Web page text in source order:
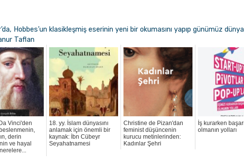
Hobbes’un klasikleşmiş eserinin yeni bir okumasını yapıp günümüz
Taflan
Vinci'den
derin
ve hayal
18. yy. İslam dünyasını
anlamak için önemli bir
kaynak: İbn Cübeyr
Seyahatnamesi
Christine de Pizan'dan
feminist düşüncenin
kurucu metinlerinden:
Kadınlar Şehri
İş kurarken
olmanın yolları